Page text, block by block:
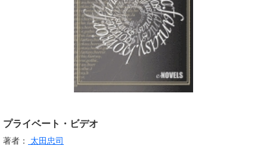
プライベート・ビデオ
著者：
太田忠司